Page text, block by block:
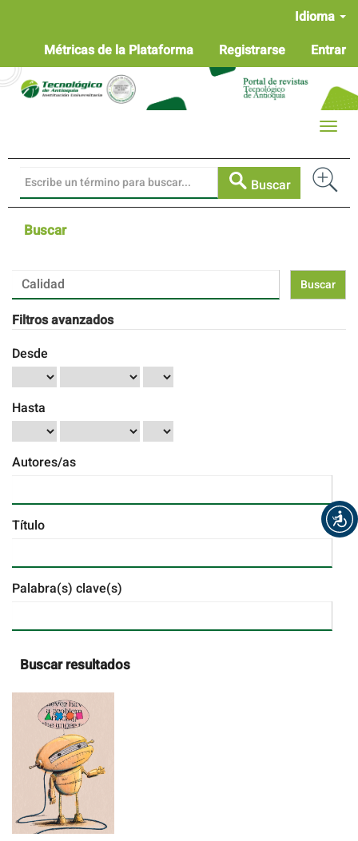
Contenido
principal
Barra
lateral
Idioma
Métricas de la Plataforma
Registrarse Entrar
Buscar
Toggle
Buscar
Buscar
artículos
por
Filtros avanzados
Desde
Hasta
Autores/as
Título
Palabra(s) clave(s)
Buscar resultados